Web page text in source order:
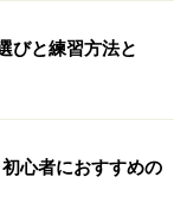
びと練習方法と
心者におすすめの